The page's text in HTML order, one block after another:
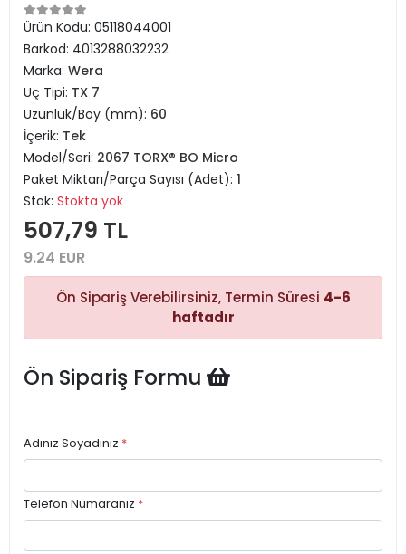
Ürün Kodu: 05118044001
Barkod: 4013288032232
Marka: Wera
Uç Tipi: TX 7
Uzunluk/Boy (mm): 60
İçerik: Tek
Model/Seri: 2067 TORX® BO Micro
Paket Miktarı/Parça Sayısı (Adet): 1
Stok: Stokta yok
507,79 TL
9.24 EUR
Ön Sipariş Verebilirsiniz, Termin Süresi 4-6
haftadır
Ön Sipariş Formu
Adınız Soyadınız *
Telefon Numaranız *